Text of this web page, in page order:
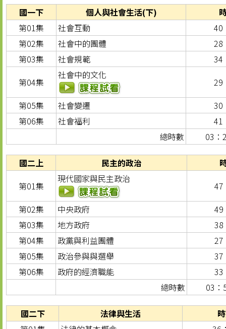
國一下 個人與社會生活(下)
第01集
社會互動
40
第02集
社會中的團體
28
第03集
社會規範
34
第04集
社會中的文化
29
第05集
社會變遷
30
第06集
社會福利
41
總時數
03：
國二上 民主的政治
第01集
現代國家與民主政治
47
第02集
中央政府
49
第03集
地方政府
38
第04集
政黨與利益團體
27
第05集
政治參與與選舉
37
第06集
政府的經濟職能
33
總時數
03：
國二下 法律與生活